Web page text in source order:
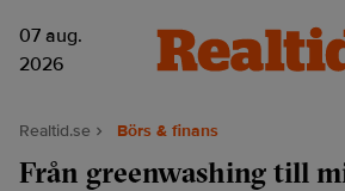
07 aug.
2026
Realtid.se Börs & finans
Från greenwashing till